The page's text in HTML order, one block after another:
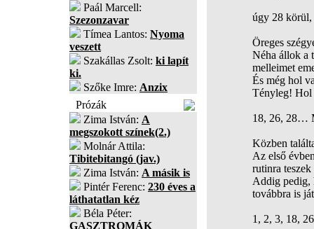
Paál Marcell:
Szezonzavar
Tímea Lantos: Nyoma
veszett
Szakállas Zsolt: ki lapít
ki.
Szőke Imre: Anzix
Prózák
Zima István: A
megszokott színek(2.)
Molnár Attila:
Tibitebitangó (jav.)
Zima István: A másik is
Pintér Ferenc: 230 éves a
láthatatlan kéz
Béla Péter:
GASZTROMÁK
úgy 28 körül,
Öreges
Néha állok a
melleimet
És még hol
Tényleg! Hol
18, 26, 28…
Közben
Az első
rutinra
Addig pedig,
továbbra is
1, 2, 3, 18,